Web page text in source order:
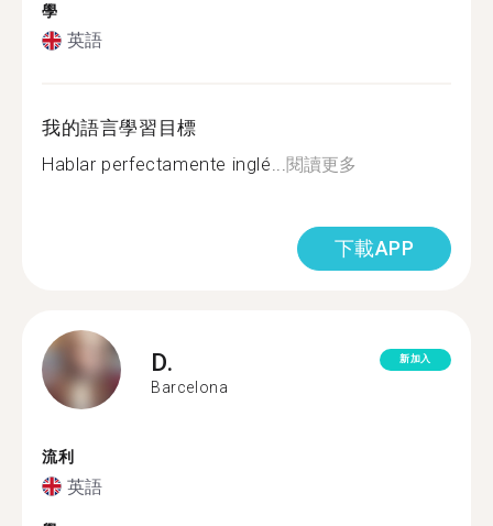
學
英語
我的語言學習目標
Hablar perfectamente inglé...閱讀更多
下載APP
D.
Barcelona
新加入
流利
英語